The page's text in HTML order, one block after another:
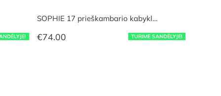
TURIME SANDĖLYJE!
SOPHIE 17 prieškambario kabykl…
€74.00